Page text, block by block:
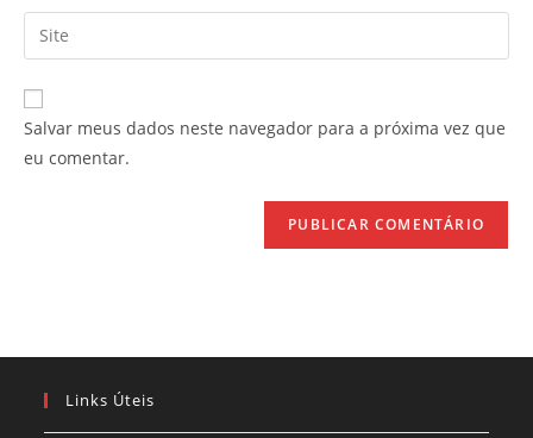
de
usuário
para
comentar
endereço
de
mail
para
comentar
Digite
o
URL
do
Salvar meus dados neste navegador para a próxima vez que
eu comentar.
Links Úteis